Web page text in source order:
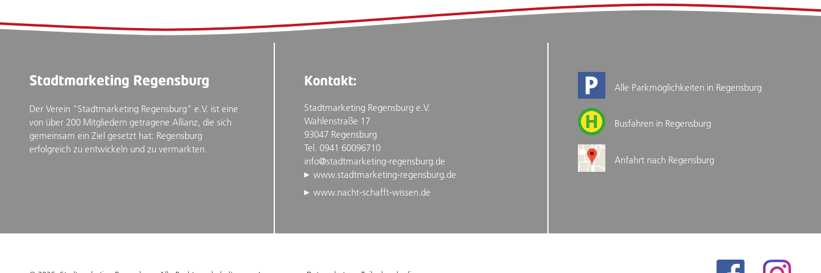
Stadtmarketing Regensburg
Der Verein "Stadtmarketing Regensburg" e.V. ist eine
von über 200 Mitgliedern getragene Allianz, die sich
gemeinsam ein Ziel gesetzt hat: Regensburg
erfolgreich zu entwickeln und zu vermarkten.
Kontakt:
Stadtmarketing Regensburg e.V.
Wahlenstraße 17
93047 Regensburg
Tel. 0941 60096710
info@stadtmarketing-regensburg.de
www.stadtmarketing-regensburg.de
www.nacht-schafft-wissen.de
Alle Parkmöglichkeiten in Regensburg
Busfahren in Regensburg
Anfahrt nach Regensburg